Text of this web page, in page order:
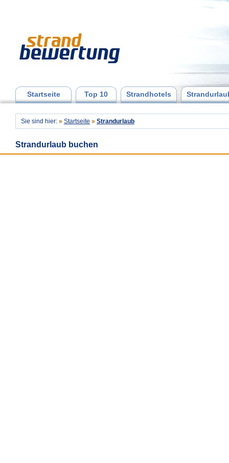
Startseite Top 10 Strandhotels
Sie sind hier: » Startseite » Strandurlaub
Strandurlaub buchen